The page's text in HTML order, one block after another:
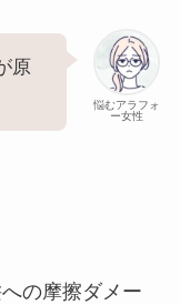
悩むアラフォ
ー女性
原
の摩擦ダメー